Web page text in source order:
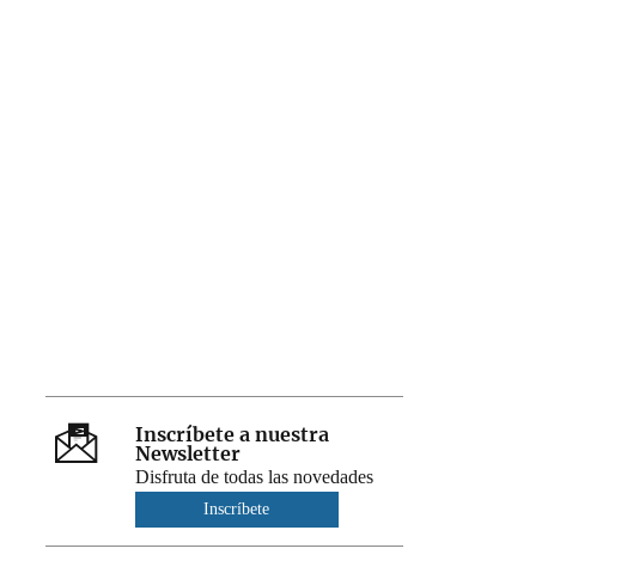
Inscríbete a nuestra
Newsletter
Disfruta de todas las novedades
Inscríbete